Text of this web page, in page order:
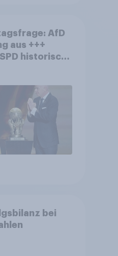
AfD
aus +++
historisch
Politik
bei